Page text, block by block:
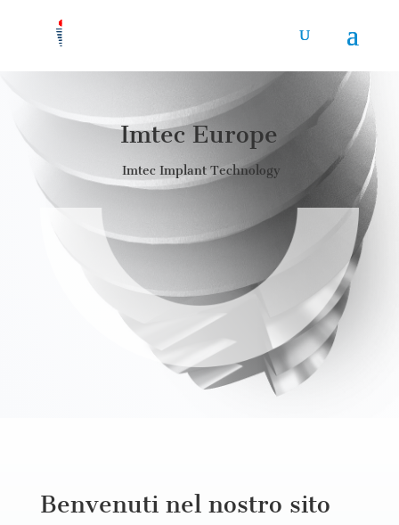
Imtec Europe
Imtec Implant Technology
Benvenuti nel nostro sito